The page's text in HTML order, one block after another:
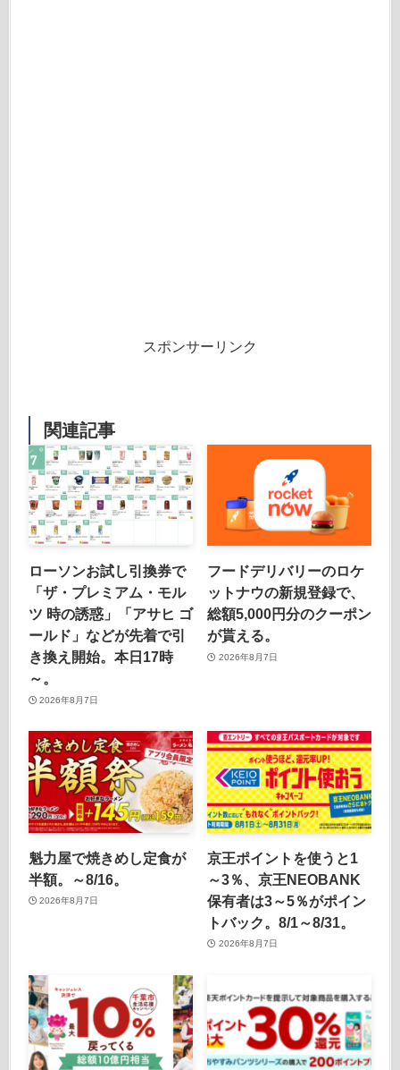
スポンサーリンク
関連記事
ローソンお試し引換券で
「ザ・プレミアム・モル
ツ 時の誘惑」「アサヒ ゴ
ールド」などが先着で引
き換え開始。本日17時
～。
2026年8月7日
フードデリバリーのロケ
ットナウの新規登録で、
総額5,000円分のクーポン
が貰える。
2026年8月7日
魁力屋で焼きめし定食が
半額。～8/16。
2026年8月7日
京王ポイントを使うと1
～3％、京王NEOBANK
保有者は3～5％がポイン
トバック。8/1～8/31。
2026年8月7日